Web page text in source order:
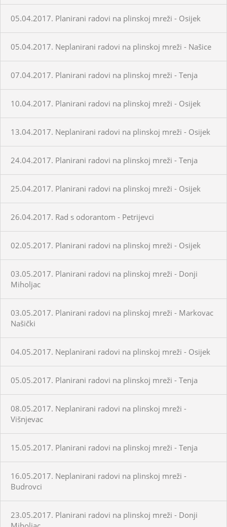
05.04.2017. Planirani radovi na plinskoj mreži - Osijek
05.04.2017. Neplanirani radovi na plinskoj mreži - Našice
07.04.2017. Planirani radovi na plinskoj mreži - Tenja
10.04.2017. Planirani radovi na plinskoj mreži - Osijek
13.04.2017. Neplanirani radovi na plinskoj mreži - Osijek
24.04.2017. Planirani radovi na plinskoj mreži - Tenja
25.04.2017. Planirani radovi na plinskoj mreži - Osijek
26.04.2017. Rad s odorantom - Petrijevci
02.05.2017. Planirani radovi na plinskoj mreži - Osijek
03.05.2017. Planirani radovi na plinskoj mreži - Donji
Miholjac
03.05.2017. Planirani radovi na plinskoj mreži - Markovac
Našički
04.05.2017. Neplanirani radovi na plinskoj mreži - Osijek
05.05.2017. Planirani radovi na plinskoj mreži - Tenja
08.05.2017. Neplanirani radovi na plinskoj mreži -
Višnjevac
15.05.2017. Planirani radovi na plinskoj mreži - Tenja
16.05.2017. Neplanirani radovi na plinskoj mreži -
Budrovci
23.05.2017. Planirani radovi na plinskoj mreži - Donji